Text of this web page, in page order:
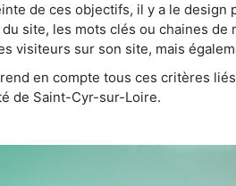
de ces objectifs, il y a le
site, les mots clés ou chaines
visiteurs sur son site, mais
en compte tous ces critères
de Saint-Cyr-sur-Loire.